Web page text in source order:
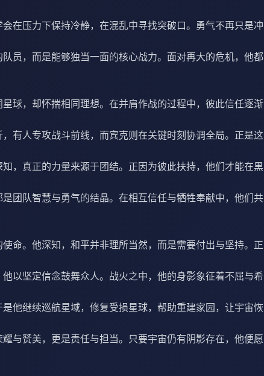
在压力下保持冷静，在混乱中寻找突破口。勇气不再只是冲
员，而是能够独当一面的核心战力。面对再大的危机，他都
球，却怀揣相同理想。在并肩作战的过程中，彼此信任逐渐
有人专攻战斗前线，而宾克则在关键时刻协调全局。正是这
，真正的力量来源于团结。正因为彼此扶持，他们才能在黑
团队智慧与勇气的结晶。在相互信任与牺牲奉献中，他们共
命。他深知，和平并非理所当然，而是需要付出与坚持。正
以坚定信念鼓舞众人。战火之中，他的身影象征着不屈与希
他继续巡航星域，修复受损星球，帮助重建家园，让宇宙恢
与赞美，更是责任与担当。只要宇宙仍有阴影存在，他便愿